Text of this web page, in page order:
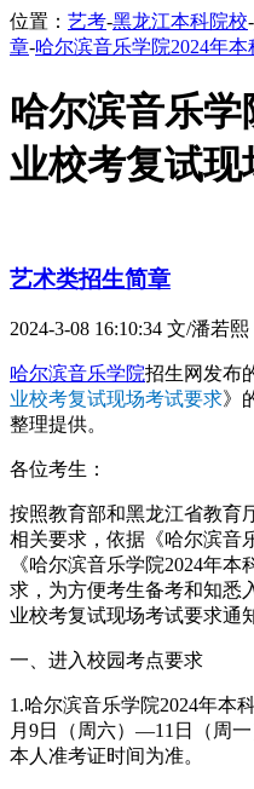
位置： 艺考-黑龙江本科院校-
章-哈尔滨音乐学院2024年
哈尔滨音乐学
业校考复试
艺术类招生简章
2024-3-08 16:10:34 文/潘若熙
哈尔滨音乐学院招生网发布
业校考复试现场考试要求》
整理提供。
各位考生：
按照教育部和黑龙江省教育
相关要求，依据《哈尔滨音
《哈尔滨音乐学院2024年
求，为方便考生备考和知悉
业校考复试现场考试要求通
一、进入校园考点要求
1.哈尔滨音乐学院2024年本
月9日（周六）—11日（周
本人准考证时间为准。